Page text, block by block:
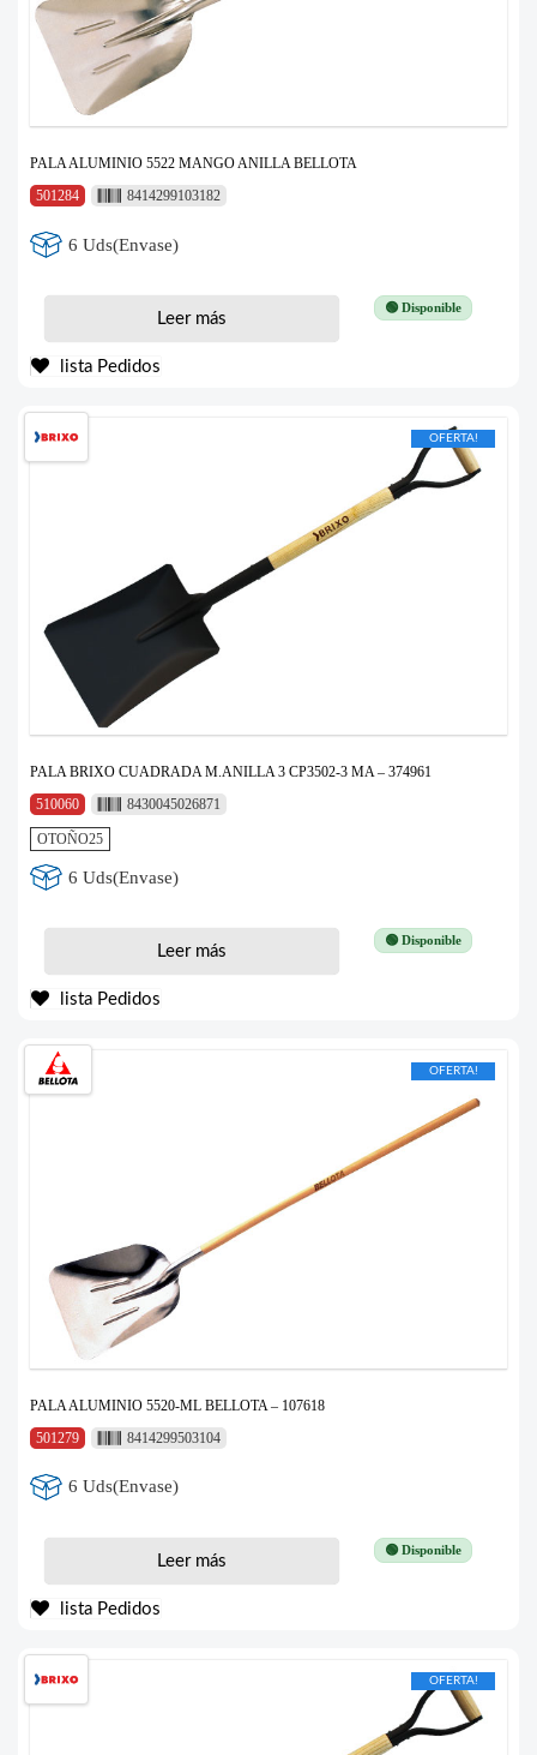
PALA ALUMINIO 5522 MANGO ANILLA BELLOTA
501284
8414299103182
6 Uds(Envase)
🟢 Disponible
Leer más
lista Pedidos
OFERTA!
PALA BRIXO CUADRADA M.ANILLA 3 CP3502-3 MA – 374961
510060
8430045026871
OTOÑO25
6 Uds(Envase)
🟢 Disponible
Leer más
lista Pedidos
OFERTA!
PALA ALUMINIO 5520-ML BELLOTA – 107618
501279
8414299503104
6 Uds(Envase)
🟢 Disponible
Leer más
lista Pedidos
OFERTA!